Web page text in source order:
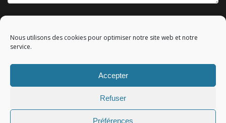
Nous utilisons des cookies pour optimiser notre site web et notre
service.
Accepter
Refuser
Préférences
Mentions légales|All rights reserved - Tous droits